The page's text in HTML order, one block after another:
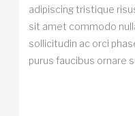
adipiscing tristique
sit amet commodo
sollicitudin ac orci
purus faucibus ornare